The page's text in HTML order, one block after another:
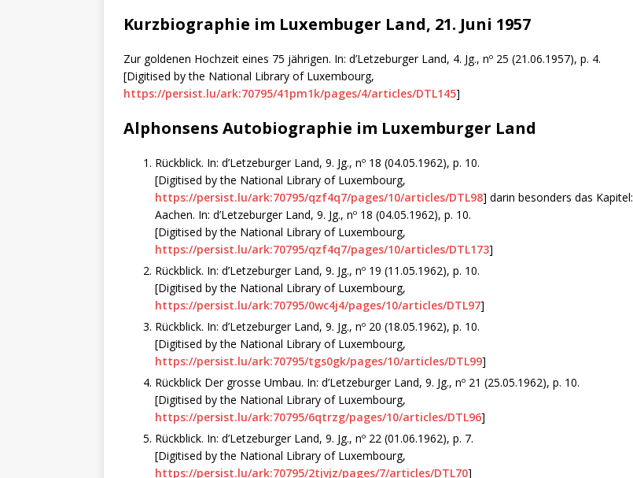
Kurzbiographie im Luxembuger Land, 21. Juni 1957
Zur goldenen Hochzeit eines 75 jährigen. In: d’Letzeburger Land, 4. Jg., nº 25 (21.06.1957), p. 4.
[Digitised by the National Library of Luxembourg,
https://persist.lu/ark:70795/41pm1k/pages/4/articles/DTL145]
Alphonsens Autobiographie im Luxemburger Land
Rückblick. In: d’Letzeburger Land, 9. Jg., nº 18 (04.05.1962), p. 10.
[Digitised by the National Library of Luxembourg,
https://persist.lu/ark:70795/qzf4q7/pages/10/articles/DTL98] darin besonders das Kapitel:
Aachen. In: d’Letzeburger Land, 9. Jg., nº 18 (04.05.1962), p. 10.
[Digitised by the National Library of Luxembourg,
https://persist.lu/ark:70795/qzf4q7/pages/10/articles/DTL173]
Rückblick. In: d’Letzeburger Land, 9. Jg., nº 19 (11.05.1962), p. 10.
[Digitised by the National Library of Luxembourg,
https://persist.lu/ark:70795/0wc4j4/pages/10/articles/DTL97]
Rückblick. In: d’Letzeburger Land, 9. Jg., nº 20 (18.05.1962), p. 10.
[Digitised by the National Library of Luxembourg,
https://persist.lu/ark:70795/tgs0gk/pages/10/articles/DTL99]
Rückblick Der grosse Umbau. In: d’Letzeburger Land, 9. Jg., nº 21 (25.05.1962), p. 10.
[Digitised by the National Library of Luxembourg,
https://persist.lu/ark:70795/6qtrzg/pages/10/articles/DTL96]
Rückblick. In: d’Letzeburger Land, 9. Jg., nº 22 (01.06.1962), p. 7.
[Digitised by the National Library of Luxembourg,
https://persist.lu/ark:70795/2tjvjz/pages/7/articles/DTL70]